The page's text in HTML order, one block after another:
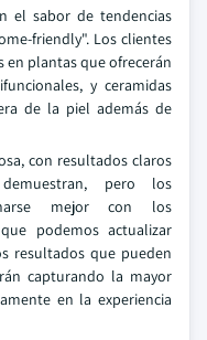
el sabor de tendencias
friendly". Los clientes
en plantas que ofrecerán
y ceramidas
de la piel además de
con resultados claros
pero los
mejor con los
podemos actualizar
resultados que pueden
capturando la mayor
en la experiencia